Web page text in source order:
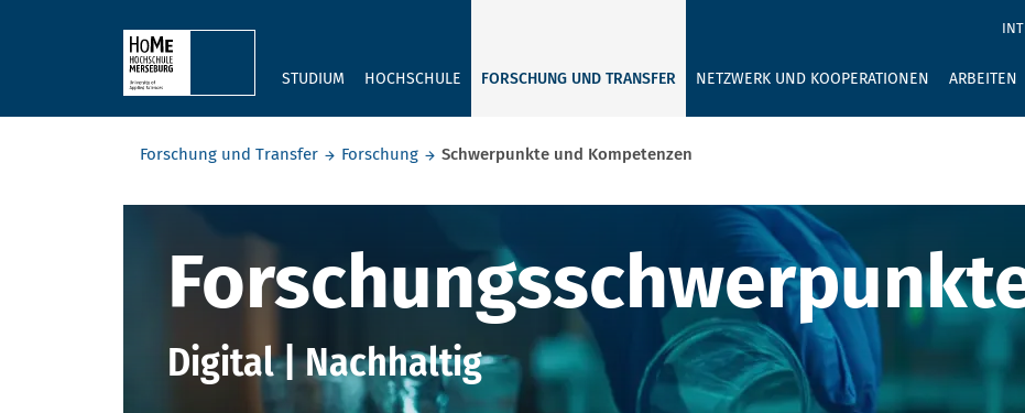
STUDIUM HOCHSCHULE FORSCHUNG UND TRANSFER NETZWERK UND KOOPERATIONEN ARBEITEN
GEBEN SIE HIER
Forschung und Transfer
Forschung Schwerpunkte und Kompetenzen
Schwerpunkte und
Digital | Nachhaltig